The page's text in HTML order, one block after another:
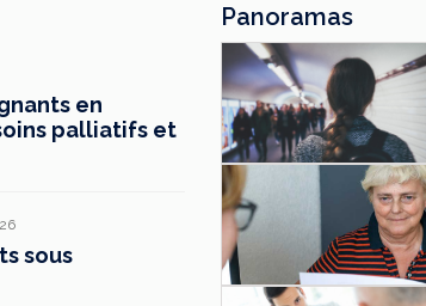
en
palliatifs et
sous
Panoramas